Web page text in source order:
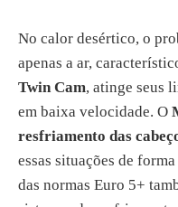
No calor desértico, o
apenas a ar,
Twin Cam, atinge seus
em baixa velocidade. O
resfriamento das
essas situações de
das normas Euro 5+